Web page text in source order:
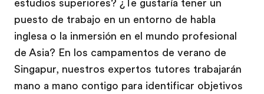
estudios superiores? ¿Te gustaría tener un
puesto de trabajo en un entorno de habla
inglesa o la inmersión en el mundo profesional
de Asia? En los campamentos de verano de
Singapur, nuestros expertos tutores trabajarán
mano a mano contigo para identificar objetivos